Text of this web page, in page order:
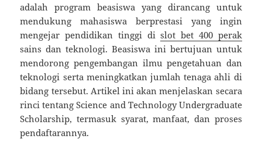
adalah program beasiswa yang dirancang untuk
mendukung mahasiswa berprestasi yang ingin
mengejar pendidikan tinggi dislot bet 400 perak
sains dan teknologi. Beasiswa ini bertujuan untuk
mendorong pengembangan ilmu pengetahuan dan
teknologi serta meningkatkan jumlah tenaga ahli di
bidang tersebut. Artikel ini akan menjelaskan secara
rinci tentang Science and Technology Undergraduate
Scholarship, termasuk syarat, manfaat, dan proses
pendaftarannya.